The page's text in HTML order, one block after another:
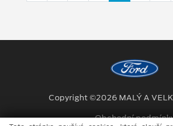
Copyright ©2026 MALÝ A
Obchodní